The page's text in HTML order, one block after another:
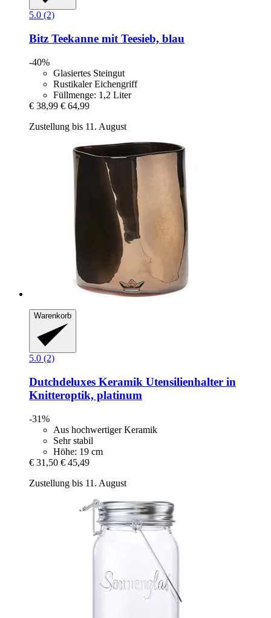
5.0 (2)
Bitz Teekanne mit Teesieb, blau
-40%
Glasiertes Steingut
Rustikaler Eichengriff
Füllmenge: 1,2 Liter
€ 38,99 € 64,99
Zustellung bis 11. August
Warenkorb
5.0 (2)
Dutchdeluxes Keramik Utensilienhalter in
Knitteroptik, platinum
-31%
Aus hochwertiger Keramik
Sehr stabil
Höhe: 19 cm
€ 31,50 € 45,49
Zustellung bis 11. August